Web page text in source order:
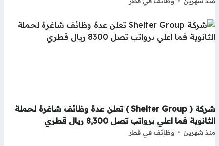
شركة ( Shelter Group ) تعلن عدة وظائف شاغرة لحملة
فما اعلي برواتب تصل 8,300 ريال قطري
شهرين وظائف في قطر